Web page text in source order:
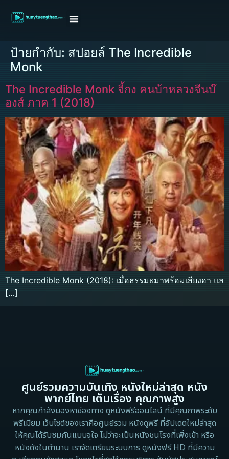
ป้ายกำกับ: สปอยล์ The Incredible
Monk
The Incredible Monk จี้กง คนบ้าหลวงจีนบ๊
องส์ ภาค 1 (2018)
The Incredible Monk (2018): เมื่อธรรมะมาพร้อมเสียงฮา แล
[…]
ศูนย์รวมความบันเทิง หนังใหม่ล่าสุด หนัง
พากย์ไทย เต็มเรื่อง คุณภาพสูง
หากคุณกำลังมองหาช่องทาง ดูหนังฟรีออนไลน์ ที่มีคุณภาพระดับ
พรีเมียม เว็บไซต์ของเราคือศูนย์รวม หนังดูฟรี ที่อัปเดตใหม่ล่าสุด
ให้คุณได้รับชมกันแบบจุใจ ไม่ว่าจะเป็นหนังชนโรงที่เพิ่งเข้า หรือ
หนังดังในตำนาน เราจัดเตรียมระบบการ ดูหนังฟรี HD ที่มีความ